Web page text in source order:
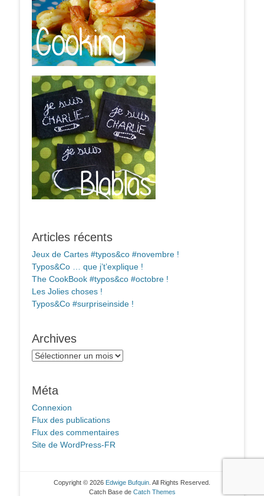
Articles récents
Jeux de Cartes #typos&co #novembre !
Typos&Co … que j’t’explique !
The CookBook #typos&co #octobre !
Les Jolies choses !
Typos&Co #surpriseinside !
Archives
Archives
Méta
Connexion
Flux des publications
Flux des commentaires
Site de WordPress-FR
Copyright © 2026 Edwige Bufquin . All Rights Reserved.
Catch Base de Catch Themes